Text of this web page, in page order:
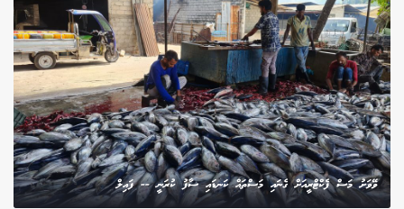
ވޭވަށު މަސް ފެކްޓްރީއަށް ގެނައި މަސްތައް ކަނޑައި ސާފު ކުރަނީ -- ފައިލް